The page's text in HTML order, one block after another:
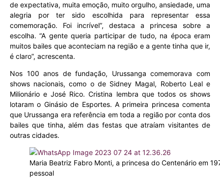
de expectativa, muita emoção, muito orgulho, ansiedade, uma
alegria por ter sido escolhida para representar essa
comemoração. Foi incrível”, destaca a princesa sobre a
escolha. “A gente queria participar de tudo, na época eram
muitos bailes que aconteciam na região e a gente tinha que ir,
é claro”, acrescenta.
Nos 100 anos de fundação, Urussanga comemorava com
shows nacionais, como o de Sidney Magal, Roberto Leal e
Milionário e José Rico. Cristina lembra que todos os shows
lotaram o Ginásio de Esportes. A primeira princesa comenta
que Urussanga era referência em toda a região por conta dos
bailes que tinha, além das festas que atraíam visitantes de
outras cidades.
Maria Beatriz Fabro Monti, a princesa do Centenário em
pessoal